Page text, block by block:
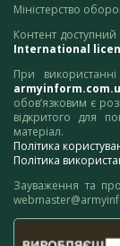
Міністерство
Контент доступний
International
При
обов’язковим є
відкритого для
матеріал.
Політика
Політика
Зауваження та